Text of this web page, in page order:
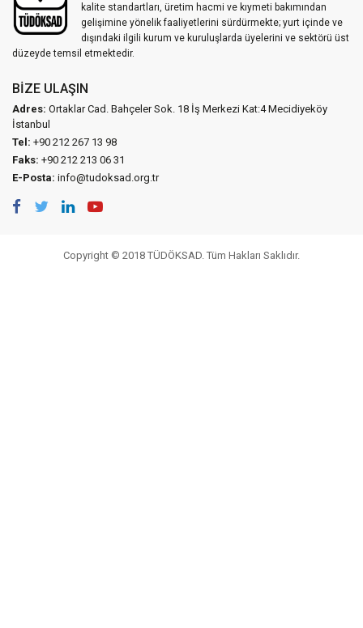
kalite standartları, üretim hacmi ve kıymeti bakımından
gelişimine yönelik faaliyetlerini sürdürmekte; yurt içinde ve
dışındaki ilgili kurum ve kuruluşlarda üyelerini ve sektörü üst
düzeyde temsil etmektedir.
BIZE ULAŞIN
Adres: Ortaklar Cad. Bahçeler Sok. 18 İş Merkezi Kat:4 Mecidiyeköy
İstanbul
Tel: +90 212 267 13 98
Faks: +90 212 213 06 31
E-Posta: info@tudoksad.org.tr
Copyright © 2018 TÜDÖKSAD. Tüm Hakları Saklıdır.